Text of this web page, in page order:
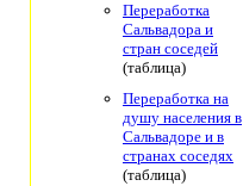
Переработка
Сальвадора и
стран соседей
(таблица)
Переработка на
душу населения в
Сальвадоре и в
странах соседях
(таблица)